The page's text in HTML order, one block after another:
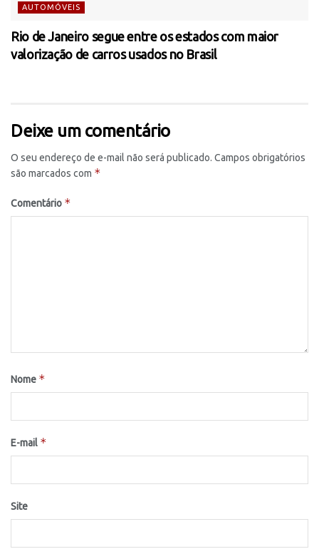
AUTOMÓVEIS
Rio de Janeiro segue entre os estados com maior
valorização de carros usados no Brasil
Deixe um comentário
O seu endereço de e-mail não será publicado. Campos obrigatórios
são marcados com *
Comentário *
Nome *
E-mail *
Site